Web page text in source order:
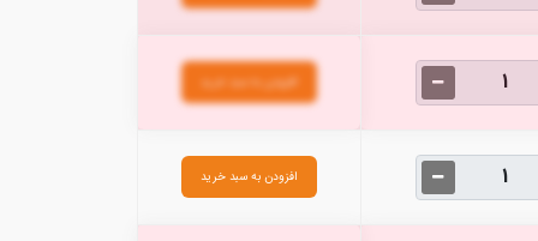
افزودن به سبد خرید
افزودن به سبد خرید